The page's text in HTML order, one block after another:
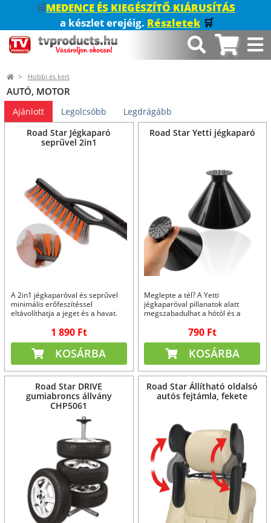
🛒MEDENCE ÉS KIEGÉSZÍTŐ KIÁRUSÍTÁS
a készlet erejéig. Részletek 🛒
Hobbi és kert
AUTÓ, MOTOR
Ajánlott Legolcsóbb
Legdrágább
Road Star Jégkaparó
seprűvel 2in1
A 2in1 jégkaparóval és seprűvel
minimális erőfeszítéssel
eltávolíthatja a jeget és a havat.
1 890 Ft
KOSÁRBA
Road Star Yetti jégkaparó
Meglepte a tél? A Yetti
jégkaparóval pillanatok alatt
megszabadulhat a hótól és a
790 Ft
KOSÁRBA
Road Star DRIVE
gumiabroncs állvány
CHP5061
Road Star Állítható oldalsó
autós fejtámla, fekete